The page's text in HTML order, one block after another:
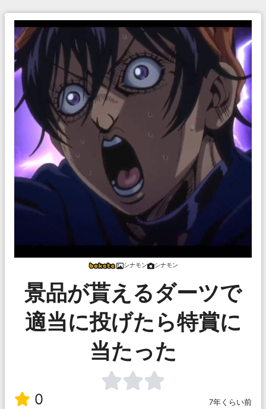
シナモン シナモン
景品が貰えるダーツで
適当に投げたら特賞に
当たった
0
7年くらい前